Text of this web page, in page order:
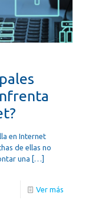
en Internet
de ellas no
una […]
Ver más